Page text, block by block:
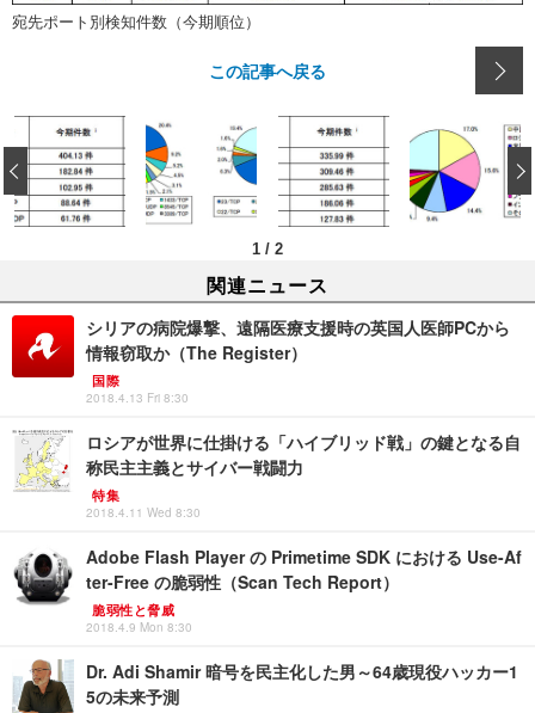
宛先ポート別検知件数（今期順位）
この記事へ戻る
1 / 2
‹
関連ニュース
シリアの病院爆撃、遠隔医療支援時の英国人医師PCから
情報窃取か（The Register）
国際
2018.4.13 Fri 8:30
ロシアが世界に仕掛ける「ハイブリッド戦」の鍵となる自
称民主主義とサイバー戦闘力
特集
2018.4.11 Wed 8:30
Adobe Flash Player の Primetime SDK における Use-Af
ter-Free の脆弱性（Scan Tech Report）
脆弱性と脅威
2018.4.9 Mon 8:30
Dr. Adi Shamir 暗号を民主化した男～64歳現役ハッカー1
5の未来予測